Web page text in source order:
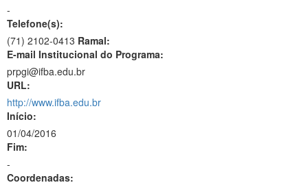
-
Telefone(s):
(71) 2102-0413 Ramal:
E-mail Institucional do Programa:
prpgi@ifba.edu.br
URL:
http://www.ifba.edu.br
Início:
01/04/2016
Fim:
-
Coordenadas: